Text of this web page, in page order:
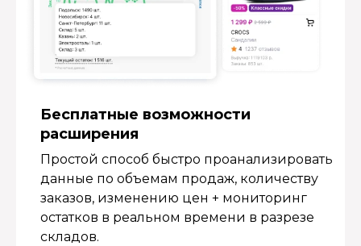
Бесплатные возмож­ности
расширения
Простой способ быстро проанализировать
данные по объемам продаж, количеству
заказов, изменению цен + мониторинг
остатков в реальном времени в разрезе
складов.